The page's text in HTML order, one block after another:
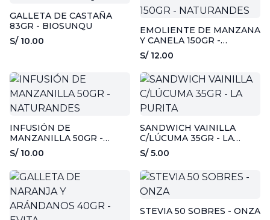
GALLETA DE CASTAÑA
83GR - BIOSUNQU
S/ 10.00
EMOLIENTE DE MANZANA
Y CANELA 150GR -
NATURANDES
S/ 12.00
INFUSIÓN DE
MANZANILLA 50GR -
NATURANDES
S/ 10.00
SANDWICH VAINILLA
C/LÚCUMA 35GR - LA
PURITA
S/ 5.00
STEVIA 50 SOBRES - ONZA